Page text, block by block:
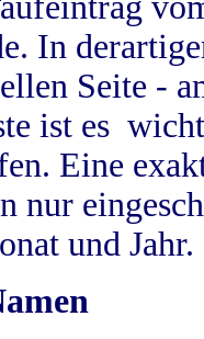
In
Seite -
ist es
Eine
nur
und Jahr.